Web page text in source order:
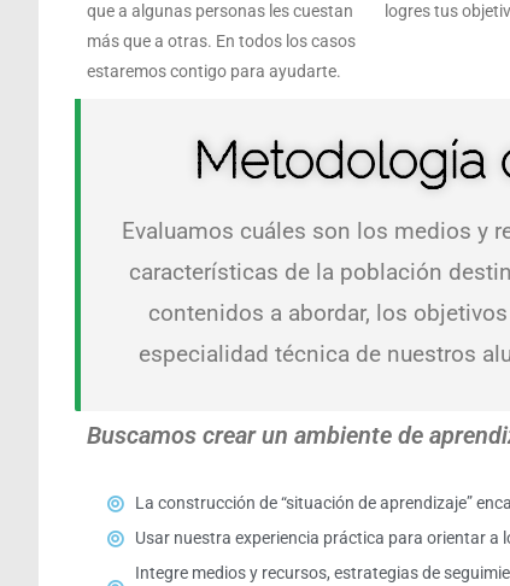
que a algunas personas les cuestan
más que a otras. En todos los casos
estaremos contigo para ayudarte.
logres tus
Metodología
Evaluamos cuáles son los medios y
características de la población
contenidos a abordar, los
especialidad técnica de nuestros
Buscamos crear un ambiente de
La construcción de “situación de aprendizaje”
Usar nuestra experiencia práctica para orientar a
Integre medios y recursos, estrategias de